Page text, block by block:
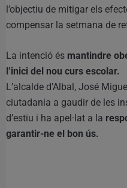
l’objectiu de mitigar els
compensar la setmana de
La intenció és mantindre
l’inici del nou curs escolar.
L’alcalde d’Albal, José
ciutadania a gaudir de les
d’estiu i ha apel·lat a la
garantir-ne el bon ús.